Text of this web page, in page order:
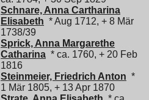
Schnare, Anna Cartharina
Elisabeth * Aug 1712, + 8 Mär
1738/39
Sprick, Anna Margarethe
Catharina * ca. 1760, + 20 Feb
1816
Steinmeier, Friedrich Anton *
1 Mär 1805, + 13 Apr 1870